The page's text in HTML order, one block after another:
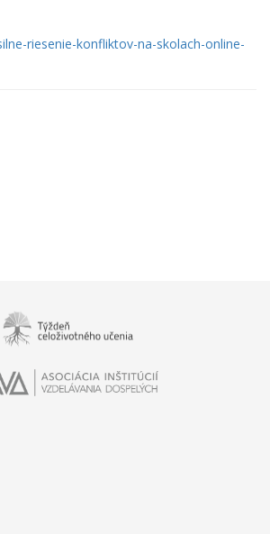
riesenie-konfliktov-na-skolach-online-